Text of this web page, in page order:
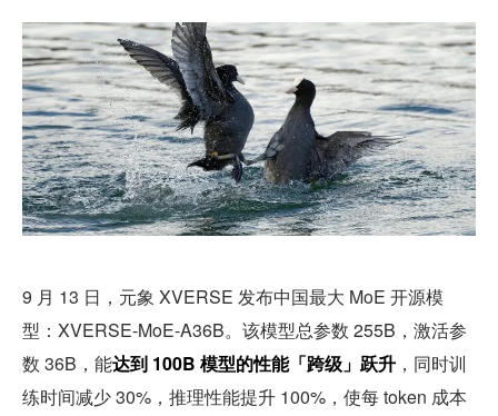
9 月 13 日，元象 XVERSE 发布中国最大 MoE 开源模
型：XVERSE-MoE-A36B。该模型总参数 255B，激活参
数 36B，能达到 100B 模型的性能「跨级」跃升 ，同时训
练时间减少 30%，推理性能提升 100%，使每 token 成本